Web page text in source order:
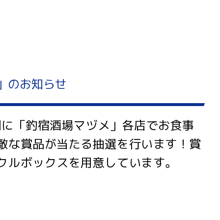
のお知らせ
「釣宿酒場マヅメ」各店でお食事
な賞品が当たる抽選を行います！賞
ボックスを用意しています。